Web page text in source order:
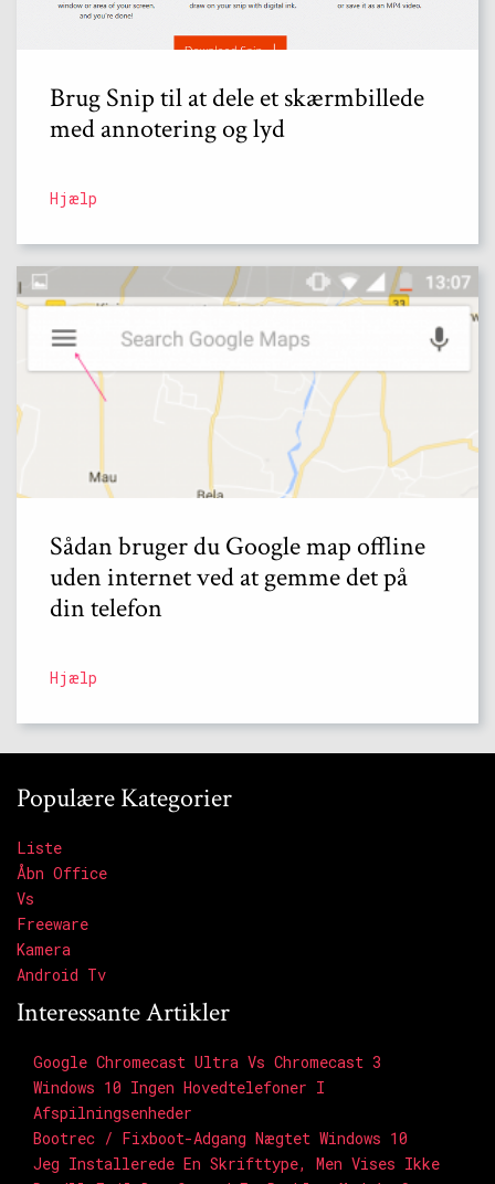
Brug Snip til at dele et skærmbillede
med annotering og lyd
Hjælp
Sådan bruger du Google map offline
uden internet ved at gemme det på
din telefon
Hjælp
Populære Kategorier
Liste
Åbn Office
Vs
Freeware
Kamera
Android Tv
Interessante Artikler
Google Chromecast Ultra Vs Chromecast 3
Windows 10 Ingen Hovedtelefoner I
Afspilningsenheder
Bootrec / Fixboot-Adgang Nægtet Windows 10
Jeg Installerede En Skrifttype, Men Vises Ikke